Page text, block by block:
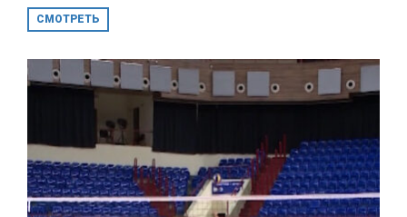
СМОТРЕТЬ